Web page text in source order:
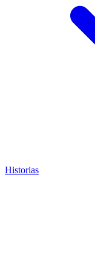
Historias